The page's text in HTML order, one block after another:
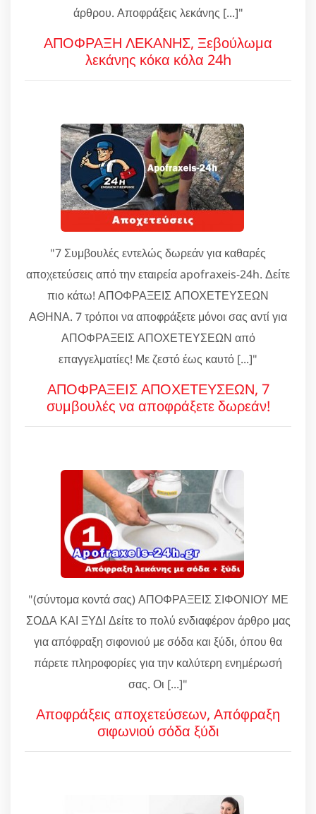
άρθρου. Αποφράξεις λεκάνης [...]"
ΑΠΟΦΡΑΞΗ ΛΕΚΑΝΗΣ, Ξεβούλωμα
λεκάνης κόκα κόλα 24h
"7 Συμβουλές εντελώς δωρεάν για καθαρές
αποχετεύσεις από την εταιρεία apofraxeis-24h. Δείτε
πιο κάτω! ΑΠΟΦΡΑΞΕΙΣ ΑΠΟΧΕΤΕΥΣΕΩΝ
ΑΘΗΝΑ. 7 τρόποι να αποφράξετε μόνοι σας αντί για
ΑΠΟΦΡΑΞΕΙΣ ΑΠΟΧΕΤΕΥΣΕΩΝ από
επαγγελματίες! Με ζεστό έως καυτό [...]"
ΑΠΟΦΡΑΞΕΙΣ ΑΠΟΧΕΤΕΥΣΕΩΝ, 7
συμβουλές να αποφράξετε δωρεάν!
"(σύντομα κοντά σας) ΑΠΟΦΡΑΞΕΙΣ ΣΙΦΟΝΙΟΥ ΜΕ
ΣΟΔΑ ΚΑΙ ΞΥΔΙ Δείτε το πολύ ενδιαφέρον άρθρο μας
για απόφραξη σιφονιού με σόδα και ξύδι, όπου θα
πάρετε πληροφορίες για την καλύτερη ενημέρωσή
σας. Οι [...]"
Αποφράξεις αποχετεύσεων, Απόφραξη
σιφωνιού σόδα ξύδι